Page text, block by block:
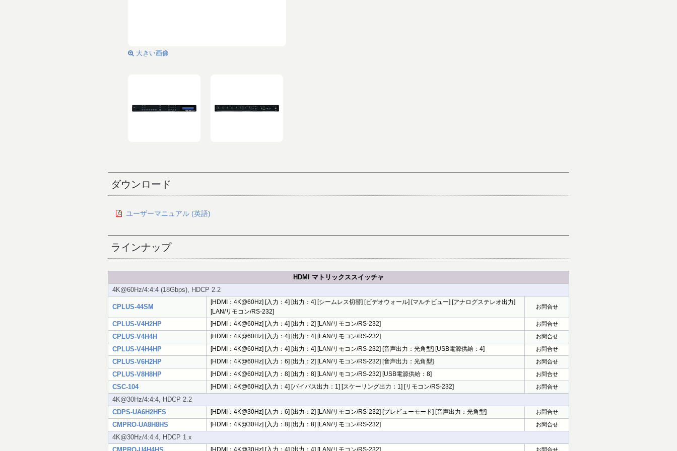
大きい画像
ダウンロード
ユーザーマニュアル (英語)
ラインナップ
HDMI マトリックススイッチャ
4K@60Hz/4:4:4 (18Gbps), HDCP 2.2
CPLUS-44SM
[HDMI：4K@60Hz] [入力：4] [出力：4] [シームレス切替] [ビデオウォール] [マルチビュー] [アナログステレオ出力]
[LAN/リモコン/RS-232]
お問合せ
CPLUS-V4H2HP [HDMI：4K@60Hz] [入力：4] [出力：2] [LAN/リモコン/RS-232] お問合せ
CPLUS-V4H4H [HDMI：4K@60Hz] [入力：4] [出力：4] [LAN/リモコン/RS-232] お問合せ
CPLUS-V4H4HP [HDMI：4K@60Hz] [入力：4] [出力：4] [LAN/リモコン/RS-232] [音声出力：光角型] [USB電源供給：4] お問合せ
CPLUS-V6H2HP [HDMI：4K@60Hz] [入力：6] [出力：2] [LAN/リモコン/RS-232] [音声出力：光角型] お問合せ
CPLUS-V8H8HP [HDMI：4K@60Hz] [入力：8] [出力：8] [LAN/リモコン/RS-232] [USB電源供給：8] お問合せ
CSC-104 [HDMI：4K@60Hz] [入力：4] [バイパス出力：1] [スケーリング出力：1] [リモコン/RS-232] お問合せ
4K@30Hz/4:4:4, HDCP 2.2
CDPS-UA6H2HFS
[HDMI：4K@30Hz] [入力：6] [出力：2] [LAN/リモコン/RS-232] [プレビューモード] [音声出力：光角型] お問合せ
CMPRO-UA8H8HS [HDMI：4K@30Hz] [入力：8] [出力：8] [LAN/リモコン/RS-232] お問合せ
4K@30Hz/4:4:4, HDCP 1.x
[HDMI：4K@30Hz] [入力：4] [出力：4] [LAN/リモコン/RS-232] お問合せ